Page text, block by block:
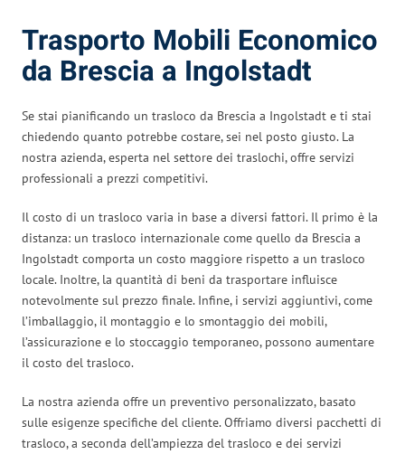
Trasporto Mobili Economico
da Brescia a Ingolstadt
Se stai pianificando un trasloco da Brescia a Ingolstadt e ti stai
chiedendo quanto potrebbe costare, sei nel posto giusto. La
nostra azienda, esperta nel settore dei traslochi, offre servizi
professionali a prezzi competitivi.
Il costo di un trasloco varia in base a diversi fattori. Il primo è la
distanza: un trasloco internazionale come quello da Brescia a
Ingolstadt comporta un costo maggiore rispetto a un trasloco
locale. Inoltre, la quantità di beni da trasportare influisce
notevolmente sul prezzo finale. Infine, i servizi aggiuntivi, come
l’imballaggio, il montaggio e lo smontaggio dei mobili,
l’assicurazione e lo stoccaggio temporaneo, possono aumentare
il costo del trasloco.
La nostra azienda offre un preventivo personalizzato, basato
sulle esigenze specifiche del cliente. Offriamo diversi pacchetti di
trasloco, a seconda dell’ampiezza del trasloco e dei servizi